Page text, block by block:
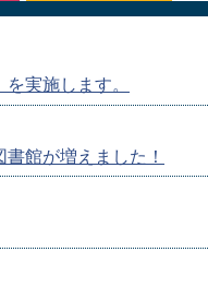
実施します。
館が増えました！